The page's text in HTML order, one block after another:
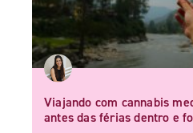
Viajando com cannabis
antes das férias dentro e